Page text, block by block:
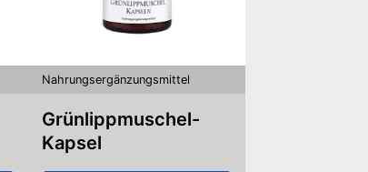
Nahrungsergänzungsmittel
Grünlippmuschel-
Kapsel